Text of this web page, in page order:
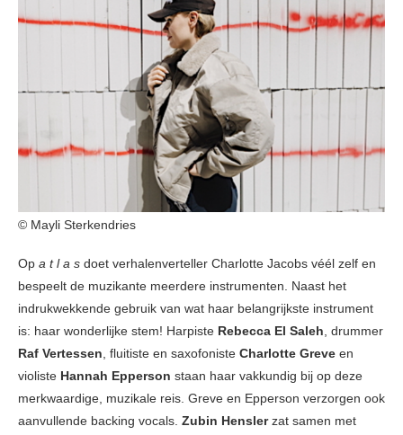
© Mayli Sterkendries
Op a t l a s doet verhalenverteller Charlotte Jacobs véél zelf en
bespeelt de muzikante meerdere instrumenten. Naast het
indrukwekkende gebruik van wat haar belangrijkste instrument
is: haar wonderlijke stem! Harpiste Rebecca El Saleh, drummer
Raf Vertessen, fluitiste en saxofoniste Charlotte Greve en
violiste Hannah Epperson staan haar vakkundig bij op deze
merkwaardige, muzikale reis. Greve en Epperson verzorgen ook
aanvullende backing vocals. Zubin Henslerzat samen met